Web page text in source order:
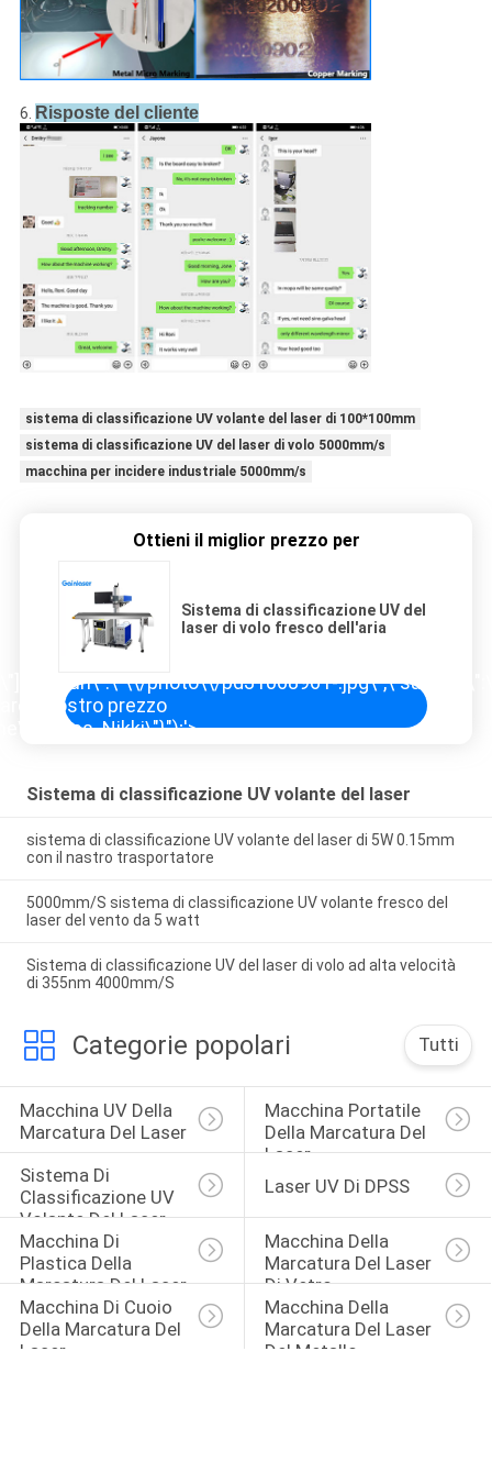
6. Risposte del cliente
sistema di classificazione UV volante del laser di 100*100mm
sistema di classificazione UV del laser di volo 5000mm/s
macchina per incidere industriale 5000mm/s
Ottieni il miglior prezzo per
Sistema di classificazione UV del
laser di volo fresco dell'aria
photo\\/pd31068961-
il vostro prezzo
Nikki\"}");'>
Sistema di classificazione UV volante del laser
sistema di classificazione UV volante del laser di 5W 0.15mm
con il nastro trasportatore
5000mm/S sistema di classificazione UV volante fresco del
laser del vento da 5 watt
Sistema di classificazione UV del laser di volo ad alta velocità
di 355nm 4000mm/S
Categorie popolari Tutti
Macchina UV Della
Marcatura Del Laser
Macchina Portatile
Della Marcatura Del
Laser
Sistema Di
Classificazione UV
Volante Del Laser
Laser UV Di DPSS
Macchina Di
Plastica Della
Marcatura Del Laser
Macchina Della
Marcatura Del Laser
Di Vetro
Macchina Di Cuoio
Della Marcatura Del
Laser
Macchina Della
Marcatura Del Laser
Del Metallo